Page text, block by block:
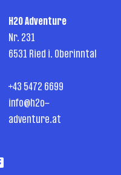
H2O Adventure
Nr. 231
6531 Ried i. Oberinntal
+43 5472 6699
info@h2o-
adventure.at